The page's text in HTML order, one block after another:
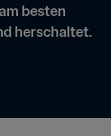
besten
herschaltet.